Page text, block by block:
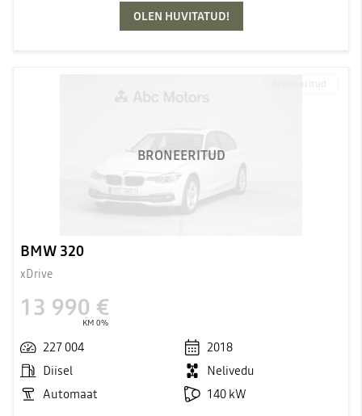
OLEN HUVITATUD!
BRONEERITUD
BMW 320
xDrive
13 990 €
KM 0%
227 004
2018
Diisel
Nelivedu
Automaat
140 kW